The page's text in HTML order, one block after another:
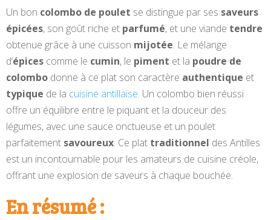
Un bon colombo de poulet se distingue par ses saveurs
épicées, son goût riche et parfumé, et une viande tendre
obtenue grâce à une cuisson mijotée. Le mélange
d’épices comme le cumin, le piment et la poudre de
colombo donne à ce plat son caractère authentique et
typique de la cuisine antillaise. Un colombo bien réussi
offre un équilibre entre le piquant et la douceur des
légumes, avec une sauce onctueuse et un poulet
parfaitement savoureux. Ce plat traditionnel des Antilles
est un incontournable pour les amateurs de cuisine créole,
offrant une explosion de saveurs à chaque bouchée.
En résumé :